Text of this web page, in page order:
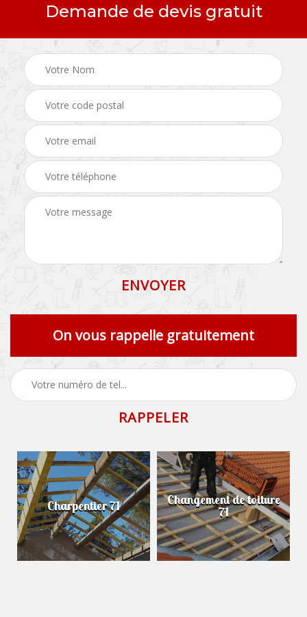
Demande de devis gratuit
On vous rappelle gratuitement
Charpentier 71 Changement de toiture
71